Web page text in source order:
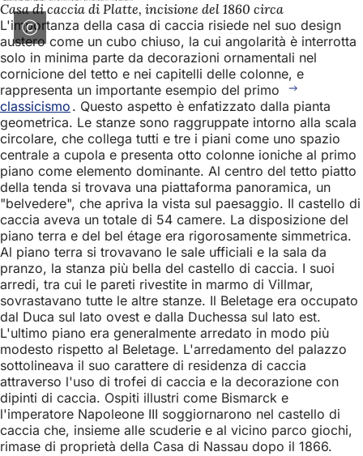
Casa di caccia di Platte, incisione del 1860 circa
L'importanza della casa di caccia risiede nel suo design
austero come un cubo chiuso, la cui angolarità è interrotta
solo in minima parte da decorazioni ornamentali nel
cornicione del tetto e nei capitelli delle colonne, e
rappresenta un importante esempio del primo
classicismo . Questo aspetto è enfatizzato dalla pianta
geometrica. Le stanze sono raggruppate intorno alla scala
circolare, che collega tutti e tre i piani come uno spazio
centrale a cupola e presenta otto colonne ioniche al primo
piano come elemento dominante. Al centro del tetto piatto
della tenda si trovava una piattaforma panoramica, un
"belvedere", che apriva la vista sul paesaggio. Il castello di
caccia aveva un totale di 54 camere. La disposizione del
piano terra e del bel étage era rigorosamente simmetrica.
Al piano terra si trovavano le sale ufficiali e la sala da
pranzo, la stanza più bella del castello di caccia. I suoi
arredi, tra cui le pareti rivestite in marmo di Villmar,
sovrastavano tutte le altre stanze. Il Beletage era occupato
dal Duca sul lato ovest e dalla Duchessa sul lato est.
L'ultimo piano era generalmente arredato in modo più
modesto rispetto al Beletage. L'arredamento del palazzo
sottolineava il suo carattere di residenza di caccia
attraverso l'uso di trofei di caccia e la decorazione con
dipinti di caccia. Ospiti illustri come Bismarck e
l'imperatore Napoleone III soggiornarono nel castello di
caccia che, insieme alle scuderie e al vicino parco giochi,
rimase di proprietà della Casa di Nassau dopo il 1866.